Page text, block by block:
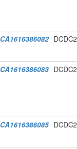
CA1616386082 DCDC2
CA1616386083 DCDC2
CA1616386085 DCDC2